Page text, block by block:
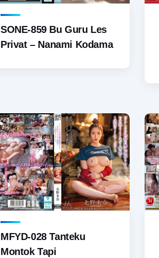
SONE-859 Bu Guru Les
Privat – Nanami Kodama
MFYD-028 Tanteku
Montok Tapi